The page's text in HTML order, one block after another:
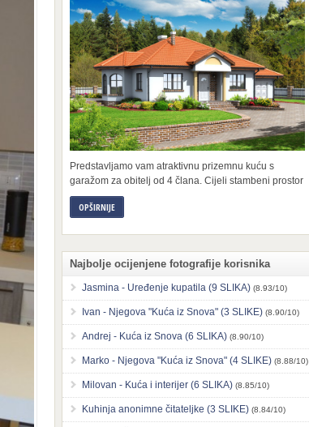
Predstavljamo vam atraktivnu prizemnu kuću s
garažom za obitelj od 4 člana. Cijeli stambeni prostor
OPŠIRNIJE
Najbolje ocijenjene fotografije korisnika
Jasmina - Uređenje kupatila (9 SLIKA) (8.93/10)
Ivan - Njegova "Kuća iz Snova" (3 SLIKE) (8.90/10)
Andrej - Kuća iz Snova (6 SLIKA) (8.90/10)
Marko - Njegova "Kuća iz Snova" (4 SLIKE) (8.88/10)
Milovan - Kuća i interijer (6 SLIKA) (8.85/10)
Kuhinja anonimne čitateljke (3 SLIKE) (8.84/10)